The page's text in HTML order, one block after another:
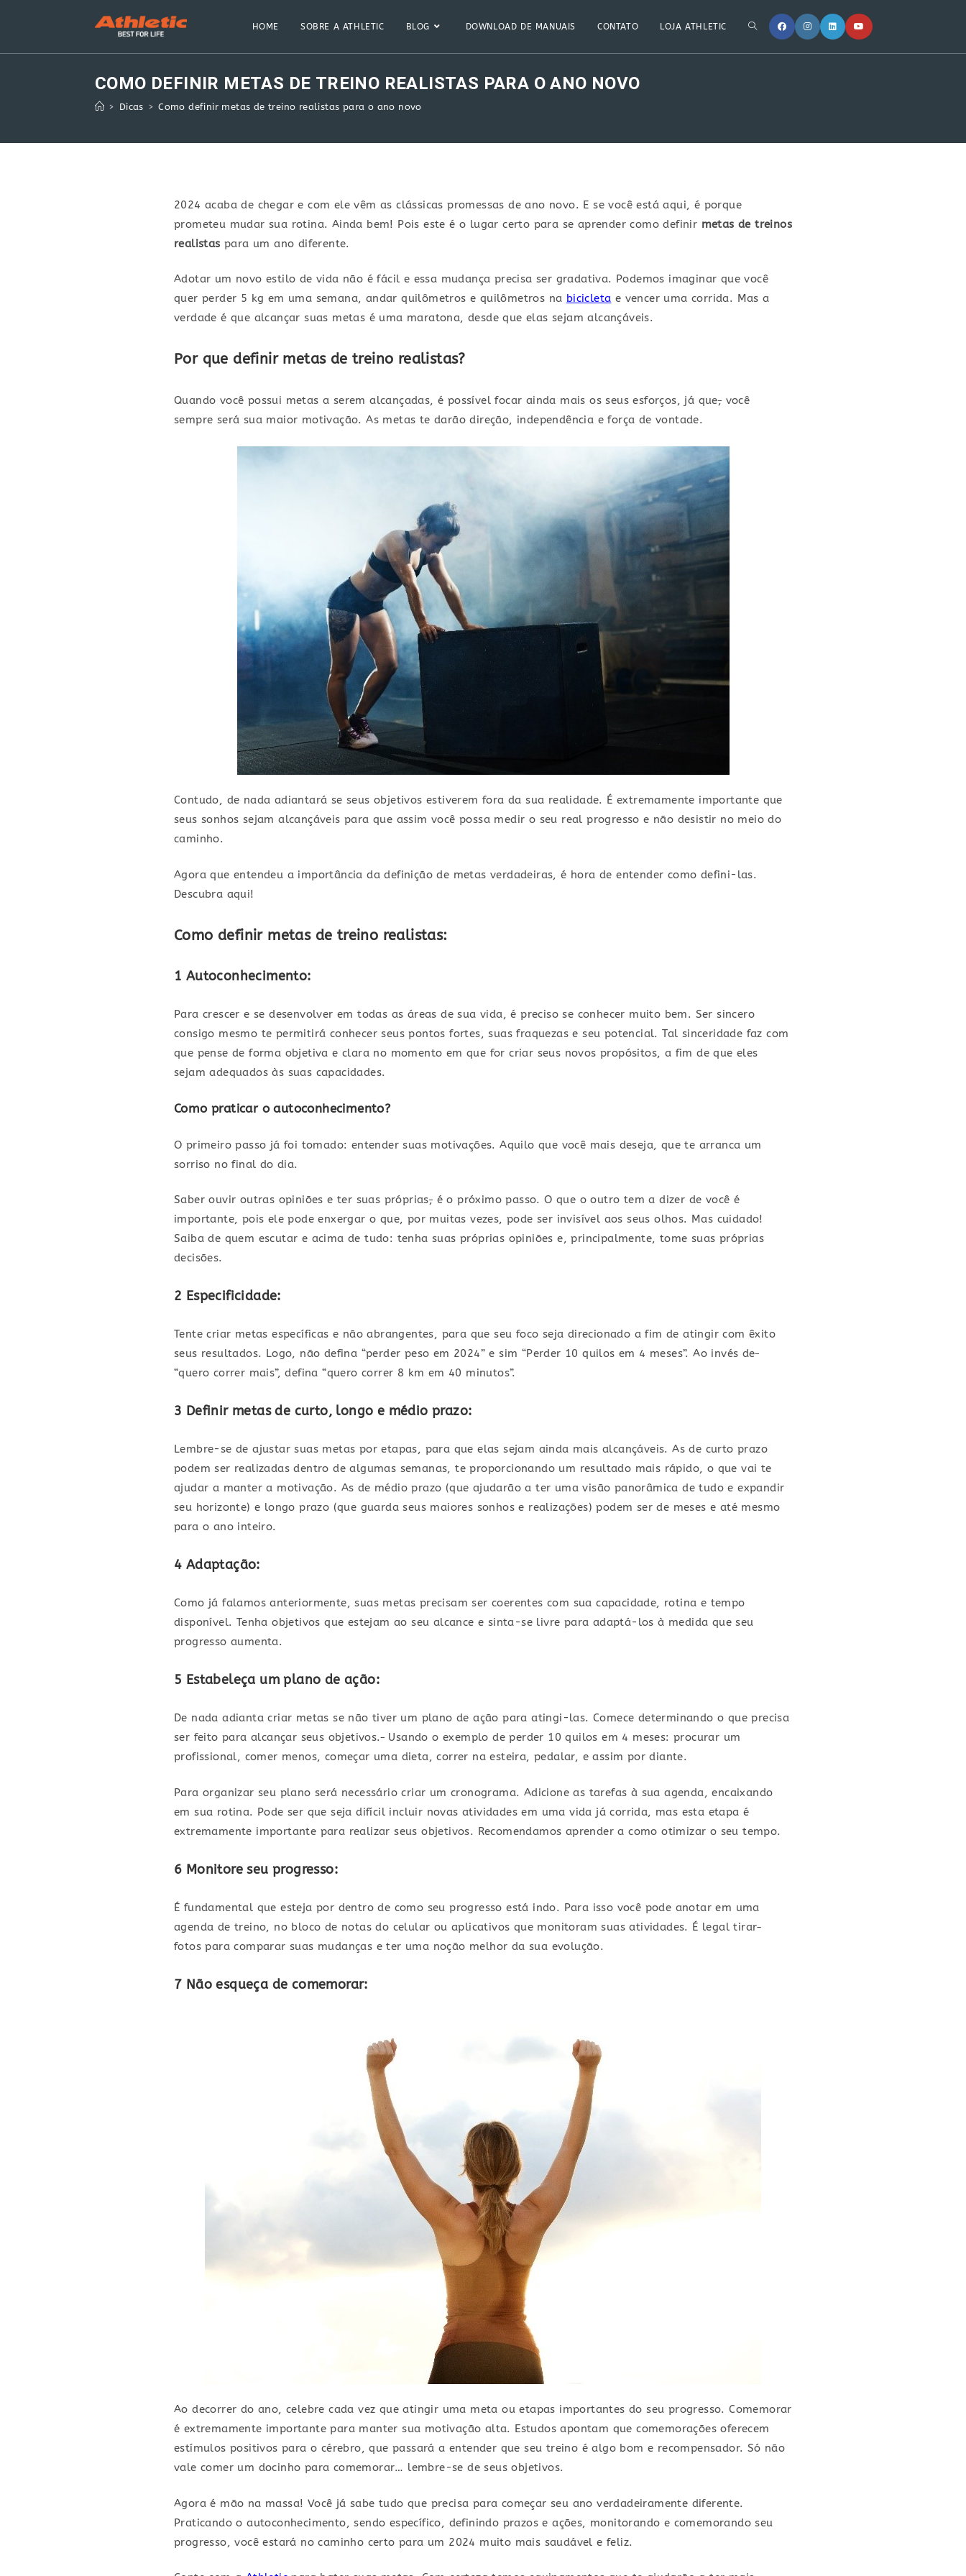
HOME SOBRE A ATHLETIC BLOG DOWNLOAD DE MANUAIS CONTATO LOJA ATHLETIC
COMO DEFINIR METAS DE TREINO REALISTAS PARA O ANO NOVO
> Dicas > Como definir metas de treino realistas para o ano novo
2024 acaba de chegar e com ele vêm as clássicas promessas de ano novo. E se você está aqui, é porque
prometeu mudar sua rotina. Ainda bem! Pois este é o lugar certo para se aprender como definir metas de treinos
realistas para um ano diferente.
Adotar um novo estilo de vida não é fácil e essa mudança precisa ser gradativa. Podemos imaginar que você
quer perder 5 kg em uma semana, andar quilômetros e quilômetros na bicicleta e vencer uma corrida. Mas a
verdade é que alcançar suas metas é uma maratona, desde que elas sejam alcançáveis.
Por que definir metas de treino realistas?
Quando você possui metas a serem alcançadas, é possível focar ainda mais os seus esforços, já que,você
sempre será sua maior motivação. As metas te darão direção, independência e força de vontade.
Contudo, de nada adiantará se seus objetivos estiverem fora da sua realidade. É extremamente importante que
seus sonhos sejam alcançáveis para que assim você possa medir o seu real progresso e não desistir no meio do
caminho.
Agora que entendeu a importância da definição de metas verdadeiras, é hora de entender como defini-las.
Descubra aqui!
Como definir metas de treino realistas:
1 Autoconhecimento:
Para crescer e se desenvolver em todas as áreas de sua vida, é preciso se conhecer muito bem. Ser sincero
consigo mesmo te permitirá conhecer seus pontos fortes, suas fraquezas e seu potencial. Tal sinceridade faz com
que pense de forma objetiva e clara no momento em que for criar seus novos propósitos, a fim de que eles
sejam adequados às suas capacidades.
Como praticar o autoconhecimento?
O primeiro passo já foi tomado: entender suas motivações. Aquilo que você mais deseja, que te arranca um
sorriso no final do dia.
Saber ouvir outras opiniões e ter suas próprias,é o próximo passo. O que o outro tem a dizer de você é
importante, pois ele pode enxergar o que, por muitas vezes, pode ser invisível aos seus olhos. Mas cuidado!
Saiba de quem escutar e acima de tudo: tenha suas próprias opiniões e, principalmente, tome suas próprias
decisões.
2 Especificidade:
Tente criar metas específicas e não abrangentes, para que seu foco seja direcionado a fim de atingir com êxito
seus resultados. Logo, não defina “perder peso em 2024” e sim “Perder 10 quilos em 4 meses”. Ao invés de
“quero correr mais”, defina “quero correr 8 km em 40 minutos”.
3 Definir metas de curto, longo e médio prazo:
Lembre-se de ajustar suas metas por etapas, para que elas sejam ainda mais alcançáveis. As de curto prazo
podem ser realizadas dentro de algumas semanas, te proporcionando um resultado mais rápido, o que vai te
ajudar a manter a motivação. As de médio prazo (que ajudarão a ter uma visão panorâmica de tudo e expandir
seu horizonte) e longo prazo (que guarda seus maiores sonhos e realizações) podem ser de meses e até mesmo
para o ano inteiro.
4 Adaptação:
Como já falamos anteriormente, suas metas precisam ser coerentes com sua capacidade, rotina e tempo
disponível. Tenha objetivos que estejam ao seu alcance e sinta-se livre para adaptá-los à medida que seu
progresso aumenta.
5 Estabeleça um plano de ação:
De nada adianta criar metas se não tiver um plano de ação para atingi-las. Comece determinando o que precisa
ser feito para alcançar seus objetivos.
Usando o exemplo de perder 10 quilos em 4 meses: procurar um
profissional, comer menos, começar uma dieta, correr na esteira, pedalar, e assim por diante.
Para organizar seu plano será necessário criar um cronograma. Adicione as tarefas à sua agenda, encaixando
em sua rotina. Pode ser que seja difícil incluir novas atividades em uma vida já corrida, mas esta etapa é
extremamente importante para realizar seus objetivos. Recomendamos aprender a como otimizar o seu tempo.
6 Monitore seu progresso:
É fundamental que esteja por dentro de como seu progresso está indo. Para isso você pode anotar em uma
agenda de treino, no bloco de notas do celular ou aplicativos que monitoram suas atividades. É legal tirar
fotos para comparar suas mudanças e ter uma noção melhor da sua evolução.
7 Não esqueça de comemorar:
Ao decorrer do ano, celebre cada vez que atingir uma meta ou etapas importantes do seu progresso. Comemorar
é extremamente importante para manter sua motivação alta. Estudos apontam que comemorações oferecem
estímulos positivos para o cérebro, que passará a entender que seu treino é algo bom e recompensador. Só não
vale comer um docinho para comemorar… lembre-se de seus objetivos.
Agora é mão na massa! Você já sabe tudo que precisa para começar seu ano verdadeiramente diferente.
Praticando o autoconhecimento, sendo específico, definindo prazos e ações, monitorando e comemorando seu
progresso, você estará no caminho certo para um 2024 muito mais saudável e feliz.